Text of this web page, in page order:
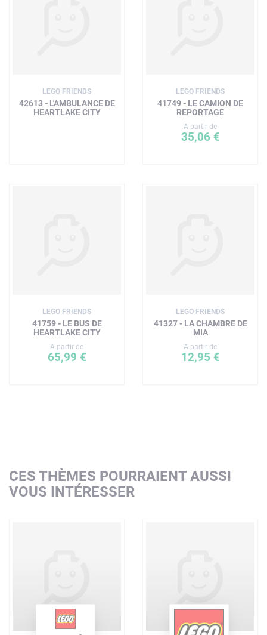
LEGO FRIENDS
42613 - L'AMBULANCE DE
HEARTLAKE CITY
LEGO FRIENDS
41749 - LE CAMION DE
REPORTAGE
A partir de
35,06 €
LEGO FRIENDS
41759 - LE BUS DE
HEARTLAKE CITY
A partir de
65,99 €
LEGO FRIENDS
41327 - LA CHAMBRE DE
MIA
A partir de
12,95 €
CES THÈMES POURRAIENT AUSSI
VOUS INTÉRESSER